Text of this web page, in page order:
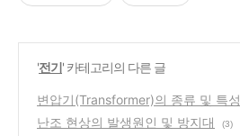
'전기' 카테고리의 다른 글
변압기(Transformer)의 종류 및 특성
난조 현상의 발생원인 및 방지대 (3)